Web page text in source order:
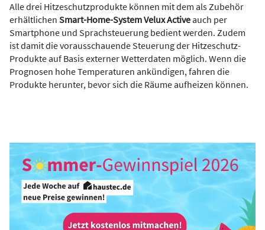
Alle drei Hitzeschutzprodukte können mit dem als Zubehör
erhältlichen Smart-Home-System Velux Activeauch per
Smartphone und Sprachsteuerung bedient werden. Zudem
ist damit die vorausschauende Steuerung der Hitzeschutz-
Produkte auf Basis externer Wetterdaten möglich. Wenn die
Prognosen hohe Temperaturen ankündigen, fahren die
Produkte herunter, bevor sich die Räume aufheizen können.